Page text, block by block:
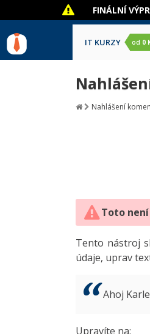
FINÁLNÍ
IT KURZY od 0
Nahlášení
Toto
Tento nástroj
údaje, uprav
Ahoj
Upravíte na: